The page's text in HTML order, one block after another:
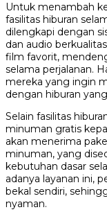
Untuk menambah
fasilitas hiburan
dilengkapi dengan
dan audio
film favorit,
selama perjalanan.
mereka yang ingin
dengan hiburan
Selain fasilitas
minuman gratis
akan menerima
minuman, yang
kebutuhan dasar
adanya layanan ini,
bekal sendiri,
nyaman.